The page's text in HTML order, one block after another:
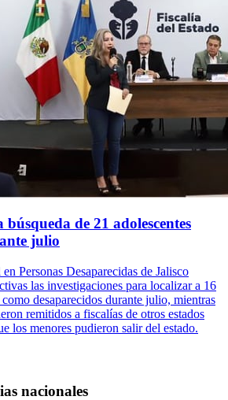
de 21 adolescentes
julio
Personas Desaparecidas de Jalisco
las investigaciones para localizar a 16
desaparecidos durante julio, mientras
remitidos a fiscalías de otros estados
los menores pudieron salir del estado.
nacionales